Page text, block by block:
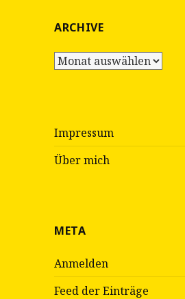
ARCHIVE
Archive
Impressum
Über mich
META
Anmelden
Feed der Einträge